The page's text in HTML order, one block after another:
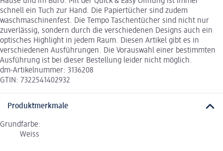
schnell ein Tuch zur Hand. Die Papiertücher sind zudem
waschmaschinenfest. Die Tempo Taschentücher sind nicht nur
zuverlässig, sondern durch die verschiedenen Designs auch ein
optisches Highlight in jedem Raum. Diesen Artikel gibt es in
verschiedenen Ausführungen. Die Vorauswahl einer bestimmten
Ausführung ist bei dieser Bestellung leider nicht möglich.
dm-Artikelnummer: 3136208
GTIN: 7322541402932
Produktmerkmale
Grundfarbe:
Weiss